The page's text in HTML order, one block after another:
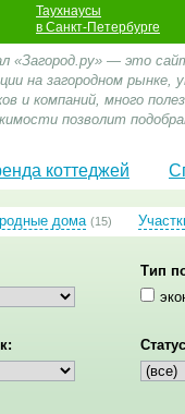
Таухнаусы
в Санкт-Петербурге
«Загород.ру» — это
на загородном
и компаний, много
позволит
коттеджей
дома (15)
Тип